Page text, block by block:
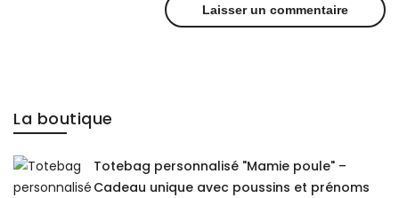
La boutique
Totebag personnalisé "Mamie poule" –
Cadeau unique avec poussins et prénoms